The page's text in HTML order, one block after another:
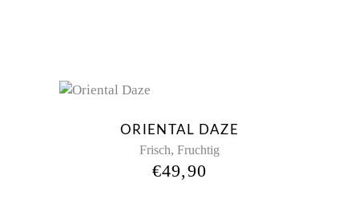
ORIENTAL DAZE
Frisch, Fruchtig
€49,90